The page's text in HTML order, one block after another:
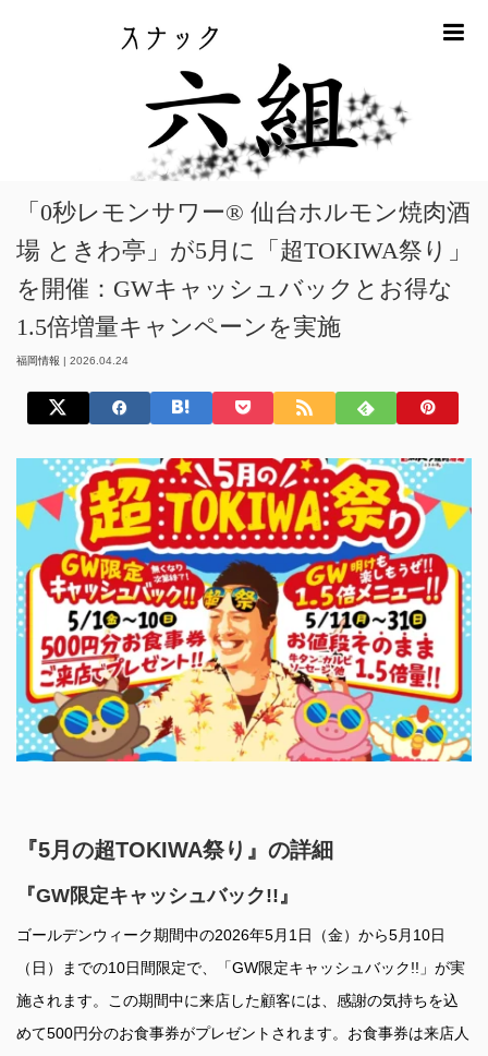
「0秒レモンサワー® 仙台ホルモン焼肉酒場 ときわ
亭」が5月に「超TOKIWA祭り」を開催：GWキャッシュバックとお得な1.5倍
増量キャンペーンを実施
「0秒レモンサワー® 仙台ホルモン焼肉酒
場 ときわ亭」が5月に「超TOKIWA祭り」
を開催：GWキャッシュバックとお得な
1.5倍増量キャンペーンを実施
福岡情報 | 2026.04.24
『5月の超TOKIWA祭り』の詳細
『GW限定キャッシュバック!!』
ゴールデンウィーク期間中の2026年5月1日（金）から5月10日
（日）までの10日間限定で、「GW限定キャッシュバック!!」が実
施されます。この期間中に来店した顧客には、感謝の気持ちを込
めて500円分のお食事券がプレゼントされます。お食事券は来店人